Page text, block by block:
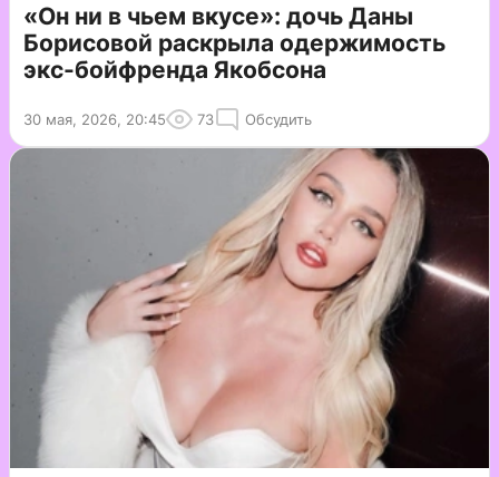
«Он ни в чьем вкусе»: дочь Даны
Борисовой раскрыла одержимость
экс-бойфренда Якобсона
30 мая, 2026, 20:45 73 Обсудить